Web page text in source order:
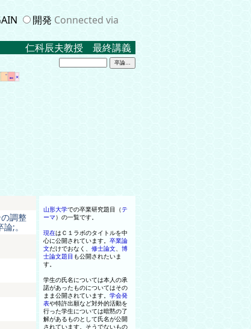
開発 Connected via
仁科辰夫教授 最終講義 ２０２３．３．１７ 米沢
゜ ← ×
調整
;。
山形大学での卒業研究題目 （テ
ーマ） の一覧です。
現在はＣ １ ラボのタイトルを中
心に公開されています。 卒業論
文だけでおなく 、 修士論文、 博
士論文題目 も公開されたいま
す。
学生の氏名については本人の承
諾があったものについてはその
まま公開されています。 学会発
表や特許出願など対外的活動を
行った学生については暗黙の了
解があるものとして氏名が公開
されています。
そうでないもの